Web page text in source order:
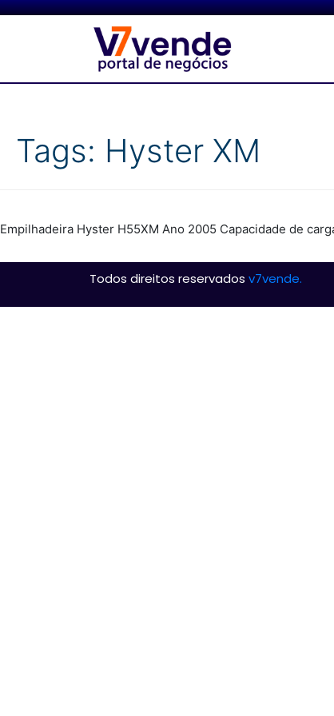
Tags: Hyster XM
Empilhadeira Hyster H55XM Ano 2005 Capacidade de
Todos direitos reservados v7vende.